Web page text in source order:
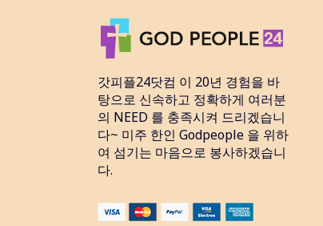
갓피플24닷컴 이 20년 경험을 바
탕으로 신속하고 정확하게 여러분
의 NEED 를 충족시켜 드리겠습니
다~ 미주 한인 Godpeople 을 위하
여 섬기는 마음으로 봉사하겠습니
다.